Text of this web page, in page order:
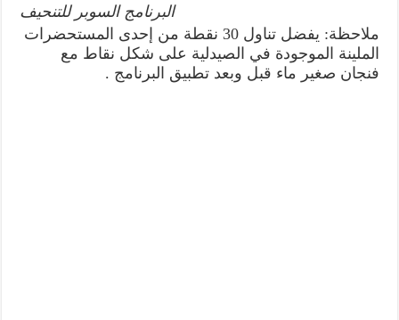
البرنامج السوبر للتنحيف
ملاحظة: يفضل تناول 30 نقطة من إحدى المستحضرات
الملينة الموجودة في الصيدلية على شكل نقاط مع
فنجان صغير ماء قبل وبعد تطبيق البرنامج .